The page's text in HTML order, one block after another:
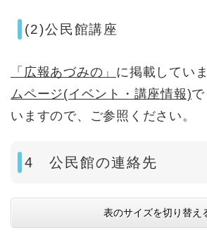
(2)公民館講座
「広報あづみの」 に掲載してい
ムページ(イベント・講座情報)
いますので、ご参照ください。
4 公民館の連絡先
表のサイズを切り替え